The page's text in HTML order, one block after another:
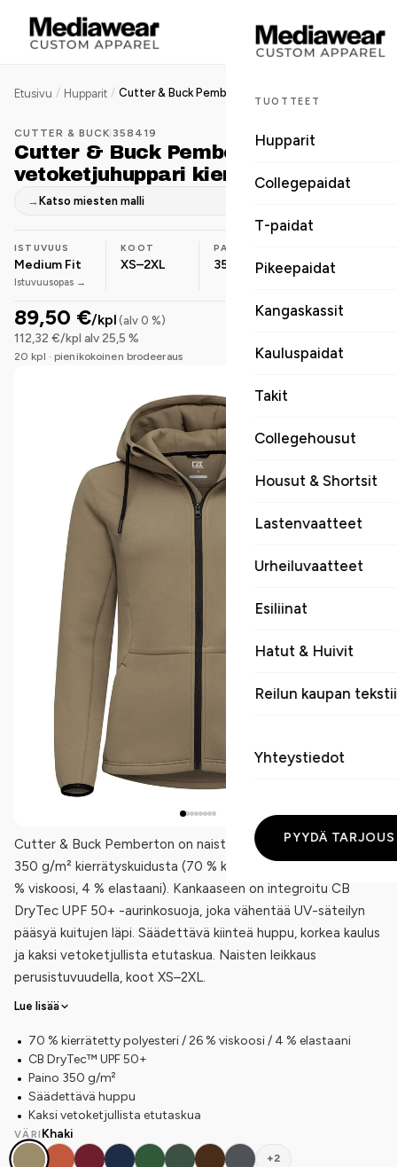
TUOTTEET
Hupparit
Collegepaidat
T-paidat
Pikeepaidat
Kangaskassit
Kauluspaidat
Takit
Collegehousut
Housut & Shortsit
Lastenvaatteet
Urheiluvaatteet
Esiliinat
Hatut & Huivit
Reilun kaupan
Yhteystiedot
PYYDÄ TARJOUS
Etusivu / Hupparit /
CUTTER & BUCK |358419
Cutter & Buck Pemberton naisten
vetoketjuhuppari kierrätyskuidusta
→ Katso miesten malli
ISTUVUUS
Medium Fit
Istuvuusopas →
KOOT
XS–2XL
PAINO
350 g/m² Polyesteri
89,50 €/kpl (alv 0 %)
112,32 €/kpl alv 25,5 %
20 kpl · pienikokoinen brodeeraus
Cutter & Buck Pemberton on naisten vetoketjullinen huppari
350 g/m² kierrätyskuidusta (70 % kierrätetty polyesteri, 26
% viskoosi, 4 % elastaani). Kankaaseen on integroitu CB
DryTec UPF 50+ -aurinkosuoja, joka vähentää UV-säteilyn
pääsyä kuitujen läpi. Säädettävä kiinteä huppu, korkea kaulus
ja kaksi vetoketjullista etutaskua. Naisten leikkaus
perusistuvuudella, koot XS–2XL.
Lue lisää
70 % kierrätetty polyesteri / 26 % viskoosi / 4 % elastaani
CB DryTec™ UPF 50+
Paino 350 g/m²
Säädettävä huppu
Kaksi vetoketjullista etutaskua
VÄRI Khaki
+2